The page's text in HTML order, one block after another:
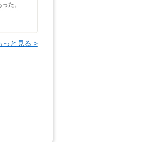
た。
っと見る >